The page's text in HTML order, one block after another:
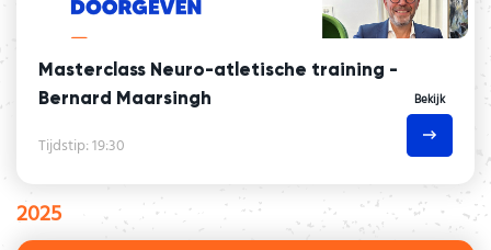
Masterclass Neuro-atletische training -
Bernard Maarsingh
Tijdstip: 19:30
Bekijk
2025